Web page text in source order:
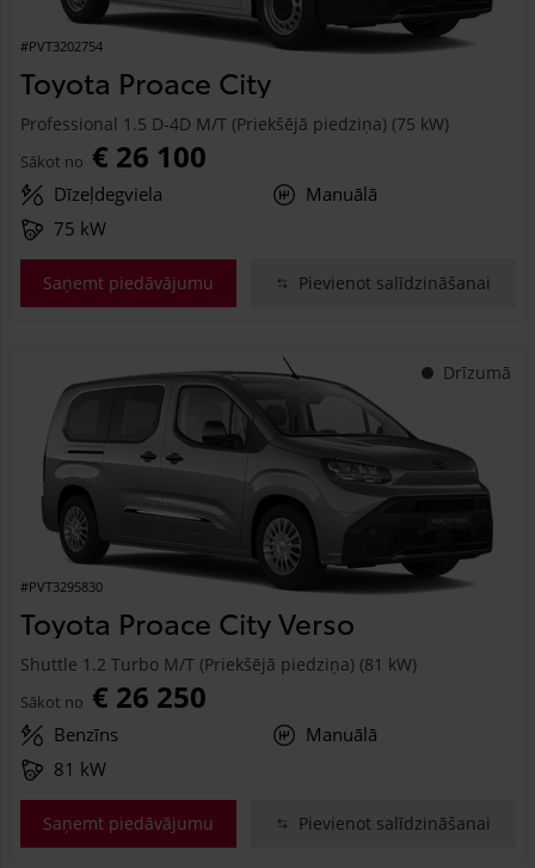
#PVT3202754
Toyota Proace City
Professional 1.5 D-4D M/T (Priekšējā piedziņa) (75 kW)
Sākot no € 26 100
Dīzeļdegviela
Manuālā
75 kW
Saņemt piedāvājumu Pievienot salīdzināšanai
Drīzumā
#PVT3295830
Toyota Proace City Verso
Shuttle 1.2 Turbo M/T (Priekšējā piedziņa) (81 kW)
Sākot no € 26 250
Benzīns
Manuālā
81 kW
Saņemt piedāvājumu Pievienot salīdzināšanai